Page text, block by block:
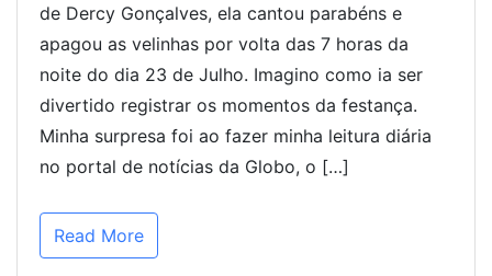
de Dercy Gonçalves, ela cantou parabéns e
apagou as velinhas por volta das 7 horas da
noite do dia 23 de Julho. Imagino como ia ser
divertido registrar os momentos da festança.
Minha surpresa foi ao fazer minha leitura diária
no portal de notícias da Globo, o […]
Read More